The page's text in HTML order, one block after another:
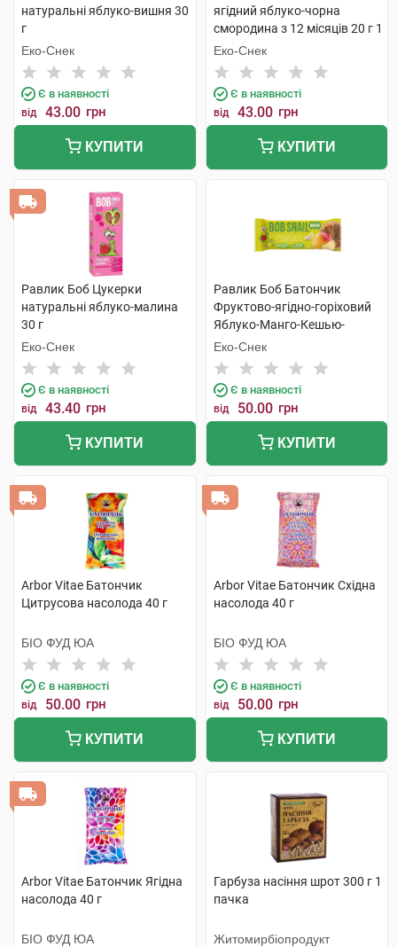
натуральні яблуко-вишня 30
г
Еко-Снек
Є в наявності
від 43.00 грн
КУПИТИ
ягідний яблуко-чорна
смородина з 12 місяців 20 г 1
пакет
Еко-Снек
Є в наявності
від 43.00 грн
КУПИТИ
Равлик Боб Цукерки
натуральні яблуко-малина
30 г
Еко-Снек
Є в наявності
від 43.40 грн
КУПИТИ
Равлик Боб Батончик
Фруктово-ягідно-горіховий
Яблуко-Манго-Кешью-
Криспи Кіноа 35 г 1 шт
Еко-Снек
Є в наявності
від 50.00 грн
КУПИТИ
Arbor Vitae Батончик
Цитрусова насолода 40 г
БІО ФУД ЮА
Є в наявності
від 50.00 грн
КУПИТИ
Arbor Vitae Батончик Східна
насолода 40 г
БІО ФУД ЮА
Є в наявності
від 50.00 грн
КУПИТИ
Arbor Vitae Батончик Ягідна
насолода 40 г
БІО ФУД ЮА
Гарбуза насіння шрот 300 г 1
пачка
Житомирбіопродукт